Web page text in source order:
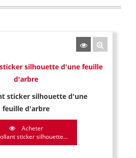
sticker silhouette d'une
feuille d'arbre
Acheter
sticker silhouette...